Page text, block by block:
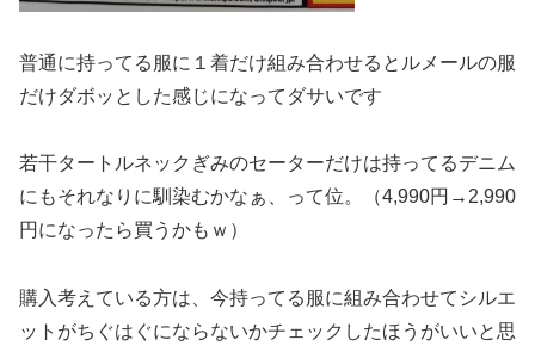
普通に持ってる服に１着だけ組み合わせるとルメールの服
だけダボッとした感じになってダサいです
若干タートルネックぎみのセーターだけは持ってるデニム
にもそれなりに馴染むかなぁ、って位。（4,990円→2,990
円になったら買うかもｗ）
購入考えている方は、今持ってる服に組み合わせてシルエ
ットがちぐはぐにならないかチェックしたほうがいいと思